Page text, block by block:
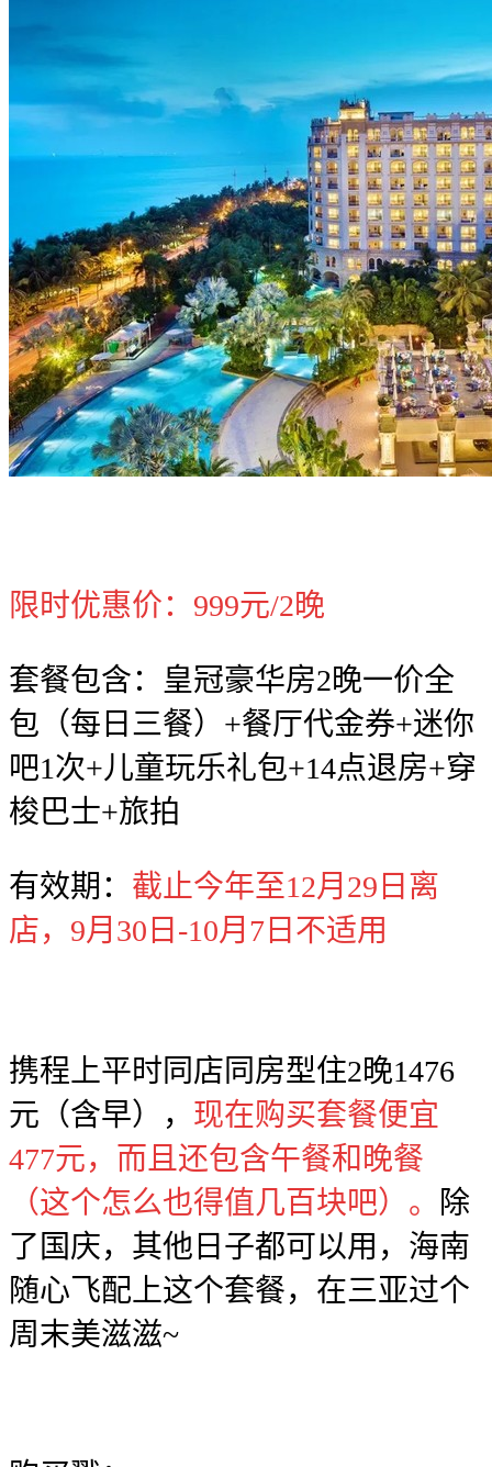
限时优惠价：999元/2晚
套餐包含：皇冠豪华房2晚一价全
包（每日三餐）+餐厅代金券+迷你
吧1次+儿童玩乐礼包+14点退房+穿
梭巴士+旅拍
有效期： 截止今年至12月29日离
店，9月30日-10月7日不适用
携程上平时同店同房型住2晚1476
元（含早）， 现在购买套餐便宜
477元，而且还包含午餐和晚餐
（这个怎么也得值几百块吧）。
除
了国庆，其他日子都可以用，海南
随心飞配上这个套餐，在三亚过个
周末美滋滋~